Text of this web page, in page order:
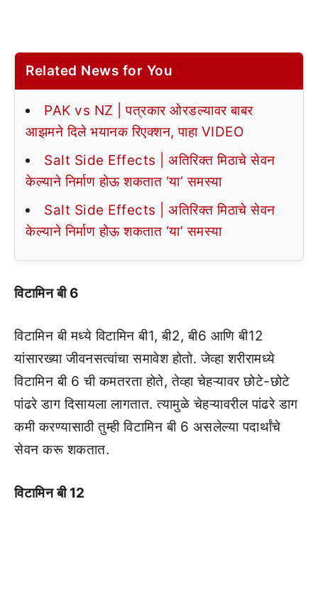
Related News for You
PAK vs NZ | पत्रकार ओरडल्यावर बाबर
आझमने दिले भयानक रिएक्शन, पाहा VIDEO
Salt Side Effects | अतिरिक्त मिठाचे सेवन
केल्याने निर्माण होऊ शकतात ‘या’ समस्या
Salt Side Effects | अतिरिक्त मिठाचे सेवन
केल्याने निर्माण होऊ शकतात ‘या’ समस्या
विटामिन बी 6
विटामिन बी मध्ये विटामिन बी1, बी2, बी6 आणि बी12
यांसारख्या जीवनसत्वांचा समावेश होतो. जेव्हा शरीरामध्ये
विटामिन बी 6 ची कमतरता होते, तेव्हा चेहऱ्यावर छोटे-छोटे
पांढरे डाग दिसायला लागतात. त्यामुळे चेहऱ्यावरील पांढरे डाग
कमी करण्यासाठी तुम्ही विटामिन बी 6 असलेल्या पदार्थांचे
सेवन करू शकतात.
विटामिन बी 12